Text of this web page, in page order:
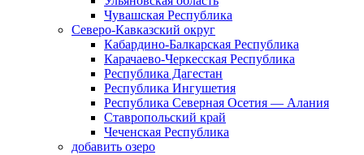
Чувашская Республика
Северо-Кавказский округ
Кабардино-Балкарская Республика
Карачаево-Черкесская Республика
Республика Дагестан
Республика Ингушетия
Республика Северная Осетия — Алания
Ставропольский край
Чеченская Республика
добавить озеро